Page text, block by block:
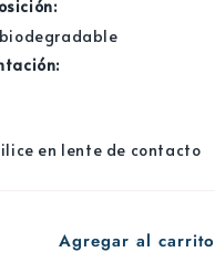
en lente de contacto
Agregar al carrito